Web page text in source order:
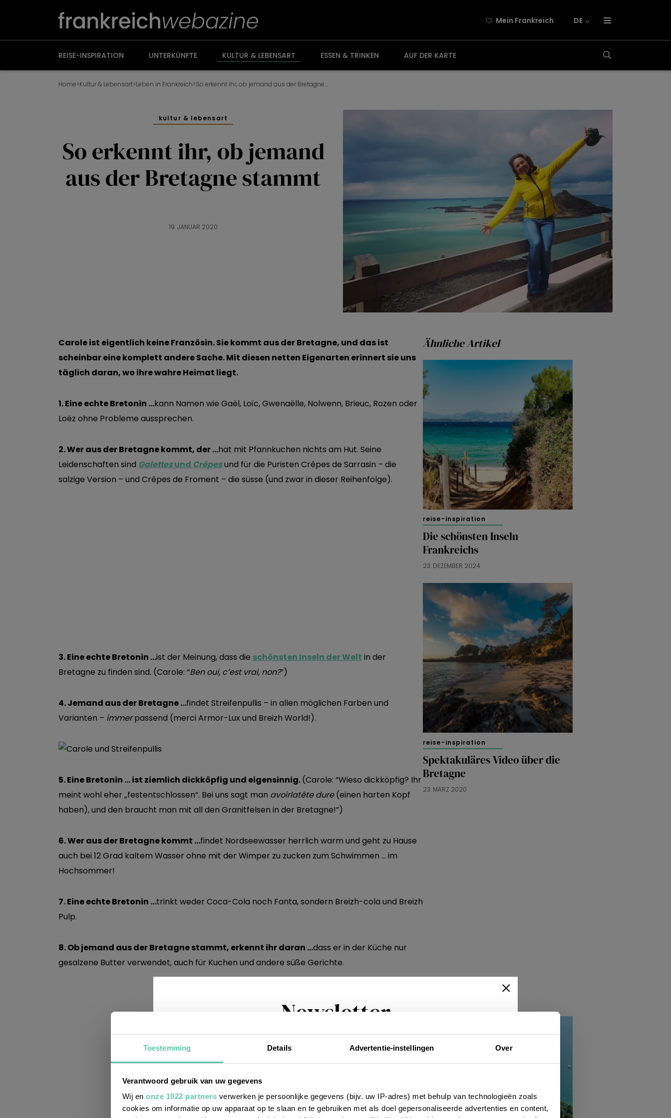
Toestemming Details Advertentie-instellingen Over
Verantwoord gebruik van uw gegevens
Wij en onze 1022 partners verwerken je persoonlijke gegevens (bijv. uw IP-adres) met behulp van technologieën zoals
cookies om informatie op uw apparaat op te slaan en te gebruiken met als doel gepersonaliseerde advertenties en content,
Mein Frankreich DE
REISE-INSPIRATION UNTERKÜNFTE KULTUR & LEBENSART ESSEN & TRINKEN AUF DER KARTE
Home>Kultur & Lebensart>Leben in Frankreich> So erkennt ihr, ob jemand aus der Bretagne stammt
kultur & lebensart
So erkennt ihr, ob jemand
aus der Bretagne stammt
19. JANUAR 2020
Carole ist eigentlich keine Französin. Sie kommt aus der Bretagne, und das ist
scheinbar eine komplett andere Sache. Mit diesen netten Eigenarten erinnert sie uns
täglich daran, wo ihre wahre Heimat liegt.
1. Eine echte Bretonin …kann Namen wie Gaël, Loïc, Gwenaëlle, Nolwenn, Brieuc, Rozen oder
Loëz ohne Probleme aussprechen.
2. Wer aus der Bretagne kommt, der …hat mit Pfannkuchen nichts am Hut. Seine
Leidenschaften sind Galettesund Crêpesund für die Puristen Crêpes de Sarrasin – die
salzige Version – und Crêpes de Froment – die süsse (und zwar in dieser Reihenfolge).
3. Eine echte Bretonin …ist der Meinung, dass die schönsten Inseln der Welt in der
Bretagne zu finden sind. (Carole: “Ben oui, c’est vrai, non?”)
4. Jemand aus der Bretagne …findet Streifenpullis – in allen möglichen Farben und
Varianten – immerpassend (merci Armor-Lux und Breizh World!).
5. Eine Bretonin … ist ziemlich dickköpfig und eigensinnig.(Carole: “Wieso dickköpfig? Ihr
meint wohl eher „festentschlossen“. Bei uns sagt man avoirlatête dure(einen harten Kopf
haben), und den braucht man mit all den Granitfelsen in der Bretagne!”)
6. Wer aus der Bretagne kommt …findet Nordseewasser herrlich warm und geht zu Hause
auch bei 12 Grad kaltem Wasser ohne mit der Wimper zu zucken zum Schwimmen … im
Hochsommer!
7. Eine echte Bretonin …trinkt weder Coca-Cola noch Fanta, sondern Breizh-cola und Breizh
Pulp.
8. Ob jemand aus der Bretagne stammt, erkennt ihr daran …dass er in der Küche nur
gesalzene Butter verwendet, auch für Kuchen und andere süße Gerichte.
Ähnliche Artikel
reise-inspiration
Die schönsten Inseln
Frankreichs
23. DEZEMBER 2024
reise-inspiration
Spektakuläres Video über die
Bretagne
23. MÄRZ 2020
Newsletter
Möchtest du regelmäßig über Trends, neue
Entdeckungen und Insider-Tipps für Frankreich informiert
werden? Dann melde dich für unseren zweiwöchentlichen
Newsletter an. Im Handumdrehen erledigt!